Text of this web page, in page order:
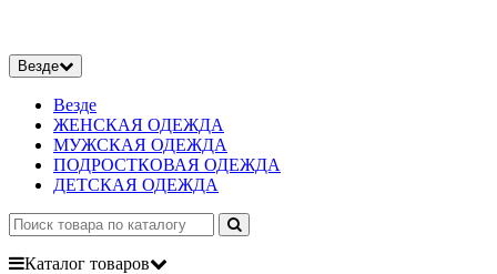
Везде
Везде
ЖЕНСКАЯ ОДЕЖДА
МУЖСКАЯ ОДЕЖДА
ПОДРОСТКОВАЯ ОДЕЖДА
ДЕТСКАЯ ОДЕЖДА
Каталог товаров